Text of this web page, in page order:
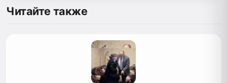
Читайте также